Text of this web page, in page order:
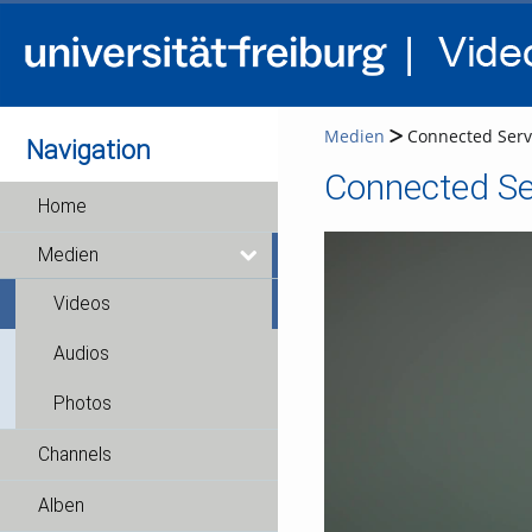
Navigation
Home
Medien
Videos
Audios
Photos
Channels
Alben
Medien Connected
Connected